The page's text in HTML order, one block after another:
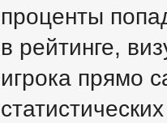
проценты
в рейтинге,
игрока прямо